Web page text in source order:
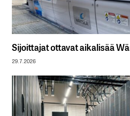
Sijoittajat ottavat aikalisää
29.7.2026